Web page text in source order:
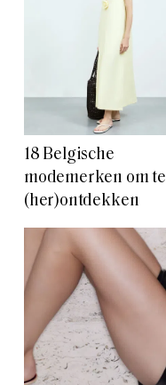
18 Belgische
modemerken om te
(her)ontdekken